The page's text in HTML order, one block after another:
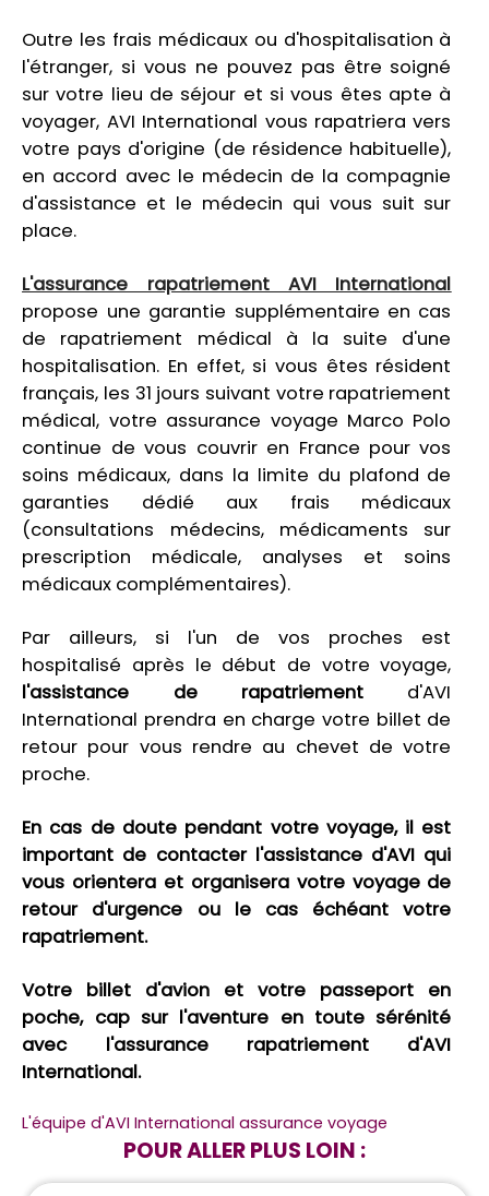
Outre les frais médicaux ou d'hospitalisation à
l'étranger, si vous ne pouvez pas être soigné
sur votre lieu de séjour et si vous êtes apte à
voyager, AVI International vous rapatriera vers
votre pays d'origine (de résidence habituelle),
en accord avec le médecin de la compagnie
d'assistance et le médecin qui vous suit sur
place.
L'assurance rapatriement AVI International
propose une garantie supplémentaire en cas
de rapatriement médical à la suite d'une
hospitalisation. En effet, si vous êtes résident
français, les 31 jours suivant votre rapatriement
médical, votre assurance voyage Marco Polo
continue de vous couvrir en France pour vos
soins médicaux, dans la limite du plafond de
garanties dédié aux frais médicaux
(consultations médecins, médicaments sur
prescription médicale, analyses et soins
médicaux complémentaires).
Par ailleurs, si l'un de vos proches est
hospitalisé après le début de votre voyage,
l'assistance de rapatriement d'AVI
International prendra en charge votre billet de
retour pour vous rendre au chevet de votre
proche.
En cas de doute pendant votre voyage, il est
important de contacter l'assistance d'AVI qui
vous orientera et organisera votre voyage de
retour d'urgence ou le cas échéant votre
rapatriement.
Votre billet d'avion et votre passeport en
poche, cap sur l'aventure en toute sérénité
avec l'assurance rapatriement d'AVI
International.
L'équipe d'AVI International assurance voyage
POUR ALLER PLUS LOIN :